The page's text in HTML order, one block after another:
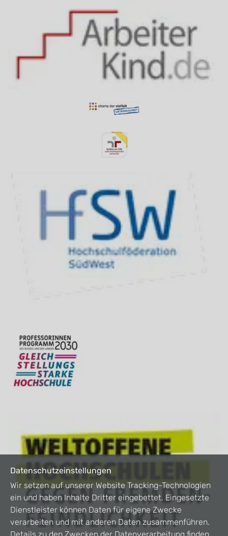
Datenschutzeinstellungen
Wir setzen auf unserer Website Tracking-Technologien
ein und haben Inhalte Dritter eingebettet. Eingesetzte
Dienstleister können Daten für eigene Zwecke
verarbeiten und mit anderen Daten zusammenführen.